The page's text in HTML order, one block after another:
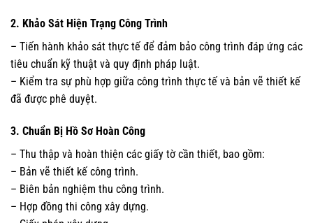
2. Khảo Sát Hiện Trạng Công Trình
– Tiến hành khảo sát thực tế để đảm bảo công trình đáp ứng các
tiêu chuẩn kỹ thuật và quy định pháp luật.
– Kiểm tra sự phù hợp giữa công trình thực tế và bản vẽ thiết kế
đã được phê duyệt.
3. Chuẩn Bị Hồ Sơ Hoàn Công
– Thu thập và hoàn thiện các giấy tờ cần thiết, bao gồm:
– Bản vẽ thiết kế công trình.
– Biên bản nghiệm thu công trình.
– Hợp đồng thi công xây dựng.